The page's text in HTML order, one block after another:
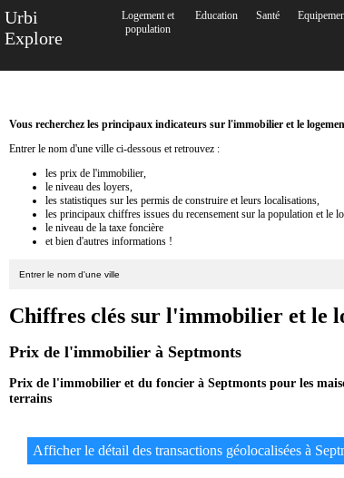
Urbi
Explore
Logement et
population
Education Santé
Vous recherchez les principaux indicateurs sur l'immobilier et le
Entrer le nom d'une ville ci-dessous et retrouvez :
les prix de l'immobilier,
le niveau des loyers,
les statistiques sur les permis de construire et leurs localisations,
les principaux chiffres issues du recensement sur la population et le
le niveau de la taxe foncière
et bien d'autres informations !
Chiffres clés sur l'immobilier et le
Prix de l'immobilier à Septmonts
Prix de l'immobilier et du foncier à Septmonts pour les
terrains
Afficher le détail des transactions géolocalisées à